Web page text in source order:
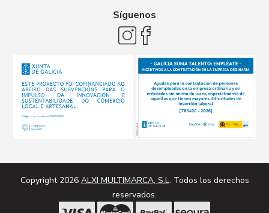
Síguenos
Copyright 2026 ALXI MULTIMARCA, S.L. Todos los derechos
reservados.